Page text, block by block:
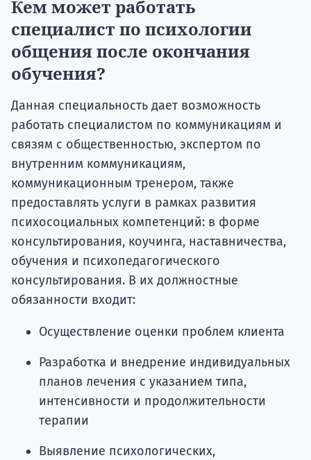
Кем может работать
специалист по психологии
общения после окончания
обучения?
Данная специальность дает возможность
работать специалистом по коммуникациям и
связям с общественностью, экспертом по
внутренним коммуникациям,
коммуникационным тренером, также
предоставлять услуги в рамках развития
психосоциальных компетенций: в форме
консультирования, коучинга, наставничества,
обучения и психопедагогического
консультирования. В их должностные
обязанности входит:
Осуществление оценки проблем клиента
Разработка и внедрение индивидуальных
планов лечения с указанием типа,
интенсивности и продолжительности
терапии
Выявление психологических,